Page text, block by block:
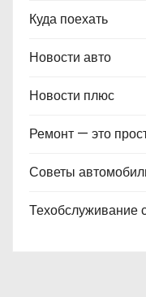
Куда поехать
Новости авто
Новости плюс
Ремонт — это
Советы
Техобслуживание